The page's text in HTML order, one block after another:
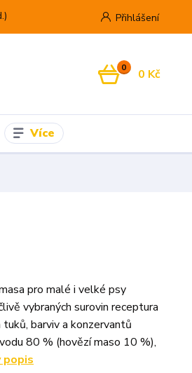
Přihlášení
0 0 Kč
Více
pro malé i velké psy
vybraných surovin receptura
barviv a konzervantů
80 % (hovězí maso 10 %),
popis